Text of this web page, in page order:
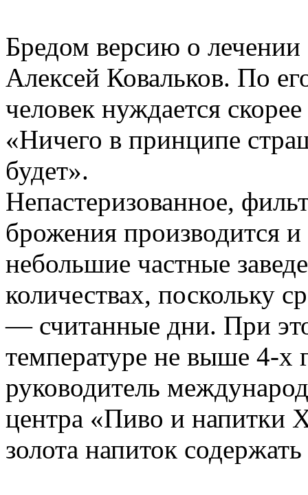
Бредом версию о лечении
Алексей Ковальков. По
человек нуждается
«Ничего в принципе
будет».
Непастеризованное,
брожения производится
небольшие частные
количествах, поскольку
— считанные дни. При
температуре не выше 4-х
руководитель
центра «Пиво и напитки
золота напиток